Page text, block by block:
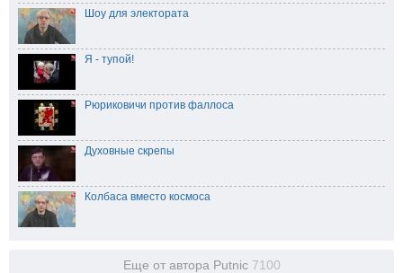
Шоу для электората
Я - тупой!
Рюриковичи против фаллоса
Духовные скрепы
Колбаса вместо космоса
Еще от автора Putnic 7100